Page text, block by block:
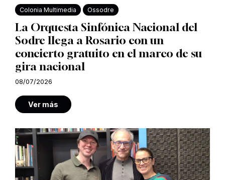
Colonia Multimedia Ossodre
La Orquesta Sinfónica Nacional del
Sodre llega a Rosario con un
concierto gratuito en el marco de su
gira nacional
08/07/2026
Ver más